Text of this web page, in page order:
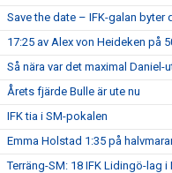
Save the date – IFK-galan byter
17:25 av Alex von Heideken på
Så nära var det maximal Daniel-
Årets fjärde Bulle är ute nu
IFK tia i SM-pokalen
Emma Holstad 1:35 på
Terräng-SM: 18 IFK Lidingö-lag